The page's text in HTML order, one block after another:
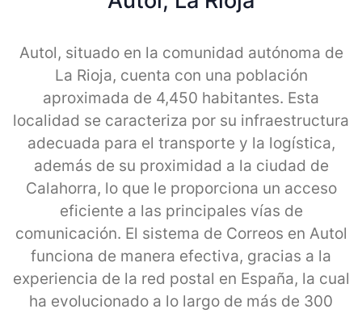
Autol, situado en la comunidad autónoma de
La Rioja, cuenta con una población
aproximada de 4,450 habitantes. Esta
localidad se caracteriza por su infraestructura
adecuada para el transporte y la logística,
además de su proximidad a la ciudad de
Calahorra, lo que le proporciona un acceso
eficiente a las principales vías de
comunicación. El sistema de Correos en Autol
funciona de manera efectiva, gracias a la
experiencia de la red postal en España, la cual
ha evolucionado a lo largo de más de 300